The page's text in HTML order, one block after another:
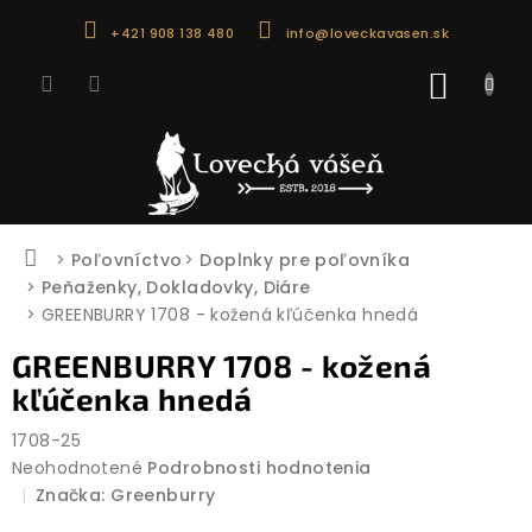
+421 908 138 480 info@loveckavasen.sk
Domov
Poľovníctvo
Doplnky pre poľovníka
Peňaženky, Dokladovky, Diáre
GREENBURRY 1708 - kožená kľúčenka hnedá
GREENBURRY 1708 - kožená
kľúčenka hnedá
1708-25
Priemerné
hodnotenie
Neohodnotené Podrobnosti hodnotenia
Značka: Greenburry